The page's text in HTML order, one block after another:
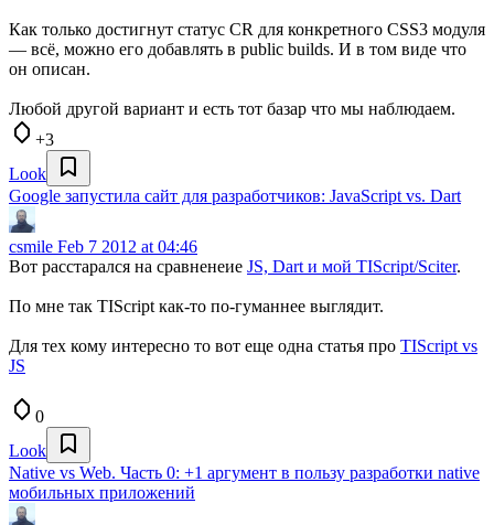
Как только достигнут статус CR для конкретного CSS3 модуля
— всё, можно его добавлять в public builds. И в том виде что
он описан.
Любой другой вариант и есть тот базар что мы наблюдаем.
+3
Look
Google запустила сайт для разработчиков: JavaScript vs. Dart
csmile Feb 7 2012 at 04:46
Вот расстарался на сравненеие JS, Dart и мой TIScript/Sciter.
По мне так TIScript как-то по-гуманнее выглядит.
Для тех кому интересно то вот еще одна статья про TIScript vs
JS
0
Look
Native vs Web. Часть 0: +1 аргумент в пользу разработки native
мобильных приложений